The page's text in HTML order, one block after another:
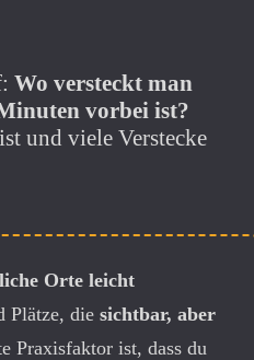
Wo versteckt man
vorbei ist?
und viele Verstecke
Orte leicht
Plätze, diesichtbar, aber
Praxisfaktor ist, dass du